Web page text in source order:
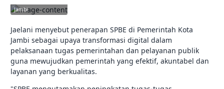
Jambi
Jaelani menyebut penerapan SPBE di Pemerintah Kota
Jambi sebagai upaya transformasi digital dalam
pelaksanaan tugas pemerintahan dan pelayanan publik
guna mewujudkan pemerintah yang efektif, akuntabel dan
layanan yang berkualitas.